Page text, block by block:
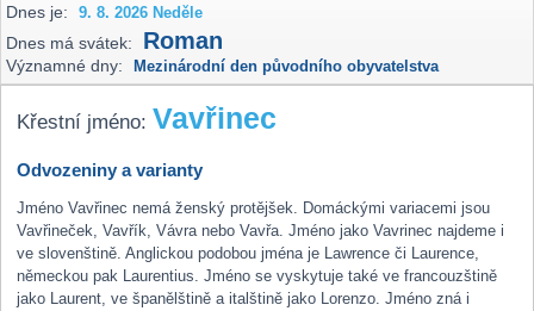
Dnes je:
9. 8. 2026 Neděle
Dnes má svátek: Roman
Významné dny: Mezinárodní den původního obyvatelstva
Křestní jméno: Vavřinec
Odvozeniny a varianty
Jméno Vavřinec nemá ženský protějšek. Domáckými variacemi jsou
Vavřineček, Vavřík, Vávra nebo Vavřa. Jméno jako Vavrinec najdeme i
ve slovenštině. Anglickou podobou jména je Lawrence či Laurence,
německou pak Laurentius. Jméno se vyskytuje také ve francouzštině
jako Laurent, ve španělštině a italštině jako Lorenzo. Jméno zná i